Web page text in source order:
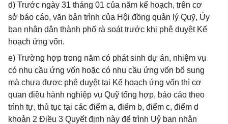
d) Trước ngày 31 tháng 01 của năm kế hoạch, trên cơ
sở báo cáo, văn bản trình của Hội đồng quản lý Quỹ, Ủy
ban nhân dân thành phố rà soát trước khi phê duyệt Kế
hoạch ứng vốn.
e) Trường hợp trong năm có phát sinh dự án, nhiệm vụ
có nhu cầu ứng vốn hoặc có nhu cầu ứng vốn bổ sung
mà chưa được phê duyệt tại Kế hoạch ứng vốn thì cơ
quan điều hành nghiệp vụ Quỹ tổng hợp, báo cáo theo
trình tự, thủ tục tại các điểm a, điểm b, điểm c, điểm d
khoản 2 Điều 3 Quyết định này để trình Uỷ ban nhân